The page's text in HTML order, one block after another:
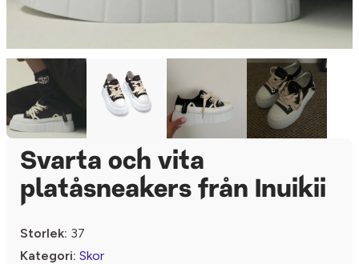
Svarta och vita
platåsneakers från Inuikii
Storlek: 37
Kategori: Skor